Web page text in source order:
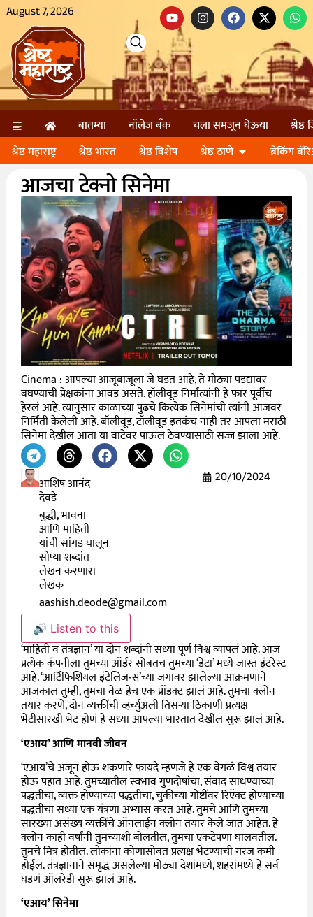
August 7, 2026
बातम्या नॉलेज बॅंक चला समजून घेऊया
श्रेष्ठ
श्रेष्ठ महाराष्ट्र
श्रेष्ठ भारत श्रेष्ठ विशेष श्रेष्ठ ठाणे ब्रेकिंग
आजचा टेक्नो सिनेमा
Cinema : आपल्या आजूबाजूला जे घडत आहे, ते मोठ्या पडद्यावर
बघण्याची प्रेक्षकांना आवड असते. हॉलीवूड निर्मात्यांनी हे फार पूर्वीच
हेरलं आहे. त्यानुसार काळाच्या पुढचे कित्येक सिनेमांची त्यांनी आजवर
निर्मिती केलेली आहे. बॉलीवूड, टॉलीवूड इतकंच नाही तर आपला मराठी
सिनेमा देखील आता या वाटेवर पाऊल ठेवण्यासाठी सज्ज झाला आहे.
आशिष आनंद
देवडे
बुद्धी, भावना
आणि माहिती
यांची सांगड घालून
सोप्या शब्दांत
लेखन करणारा
लेखक
aashish.deode@gmail.com
20/10/2024
🔊 Listen to this
‘माहिती व तंत्रज्ञान’ या दोन शब्दांनी सध्या पूर्ण विश्व व्यापलं आहे. आज
प्रत्येक कंपनीला तुमच्या ऑर्डर सोबतच तुमच्या ‘डेटा’ मध्ये जास्त इंटरेस्ट
आहे. ‘आर्टिफिशियल इंटेलिजन्स’च्या जगावर झालेल्या आक्रमणाने
आजकाल तुम्ही, तुमचा वेळ हेच एक प्रॉडक्ट झालं आहे. तुमचा क्लोन
तयार करणे, दोन व्यक्तींची व्हर्च्युअली तिसऱ्या ठिकाणी प्रत्यक्ष
भेटीसारखी भेट होणं हे सध्या आपल्या भारतात देखील सुरू झालं आहे.
‘एआय’ आणि मानवी जीवन
‘एआय’चे अजून होऊ शकणारे फायदे म्हणजे हे एक वेगळं विश्व तयार
होऊ पहात आहे. तुमच्यातील स्वभाव गुणदोषांचा, संवाद साधण्याच्या
पद्धतीचा, व्यक्त होण्याच्या पद्धतीचा, चुकीच्या गोष्टींवर रिऍक्ट होण्याच्या
पद्धतीचा सध्या एक यंत्रणा अभ्यास करत आहे. तुमचे आणि तुमच्या
सारख्या असंख्य व्यक्तींचे ऑनलाईन क्लोन तयार केले जात आहेत. हे
क्लोन काही वर्षांनी तुमच्याशी बोलतील, तुमचा एकटेपणा घालवतील.
तुमचे मित्र होतील. लोकांना कोणासोबत प्रत्यक्ष भेटण्याची गरज कमी
होईल. तंत्रज्ञानाने समृद्ध असलेल्या मोठ्या देशांमध्ये, शहरांमध्ये हे सर्व
घडणं ऑलरेडी सुरू झालं आहे.
‘एआय’ सिनेमा